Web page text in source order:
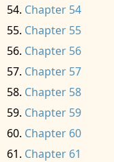
Chapter 54
Chapter 55
Chapter 56
Chapter 57
Chapter 58
Chapter 59
Chapter 60
Chapter 61